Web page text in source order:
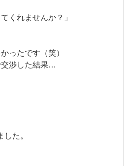
くれませんか？」
ったです（笑）
交渉した結果…
た。